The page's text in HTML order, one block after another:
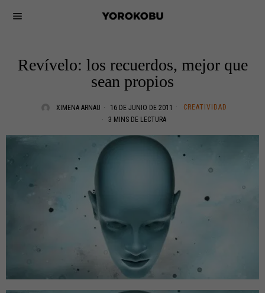
Revívelo: los recuerdos, mejor que
sean propios
XIMENA ARNAU 16 DE JUNIO DE 2011
CREATIVIDAD
3 MINS DE LECTURA